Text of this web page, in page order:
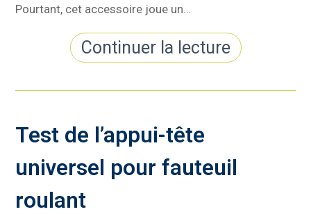
Pourtant, cet accessoire joue un…
Continuer la lecture
Test de l’appui-tête
universel pour fauteuil
roulant